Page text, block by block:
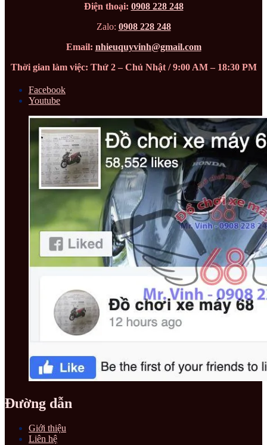
Điện thoại: 0908 228 248
Zalo: 0908 228 248
Email: nhieuquyvinh@gmail.com
Thời gian làm việc: Thứ 2 – Chủ Nhật / 9:00 AM – 18:30 PM
Facebook
Youtube
Đường dẫn
Giới thiệu
Liên hệ